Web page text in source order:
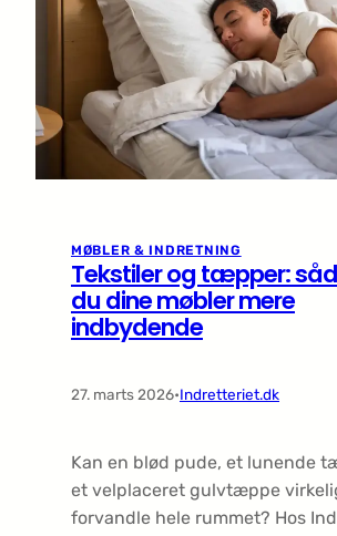
MØBLER & INDRETNING
Tekstiler og tæpper:
du dine møbler mere
indbydende
27. marts 2026•Indretteriet.dk
Kan en blød pude, et lunende
et velplaceret gulvtæppe
forvandle hele rummet? Hos